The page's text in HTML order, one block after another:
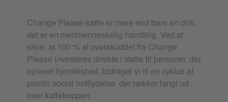
Change Please-kaffe er mere end bare en drik;
det er en medmenneskelig handling. Ved at
sikre, at 100 % af overskuddet fra Change
Please investeres direkte i støtte til personer, der
oplever hjemløshed, bidrager vi til en cyklus af
positiv social indflydelse, der rækker langt ud
over kaffekoppen.